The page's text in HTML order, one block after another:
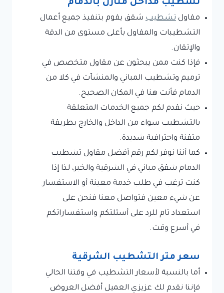
تشطيب مداخل منازل بالدمام
مقاول تشطيب شقق يقوم بتنفيذ جميع أعمال
التشطيبات والمقاول بأعلى مستوى من الدقة
والإتقان.
فإذا كنت ممن يبحثون عن مقاول متخصص في
ترميم وتشطيب المباني والمنشآت في كلا من
الدمام فأنت هنا في المكان الصحيح.
حيث نقدم لكم جميع الخدمات المتعلقة
بالتشطيب سواء من الداخل والخارج بطريقة
متقنة واحترافية شديدة.
كما أننا نوفر لكم رقم أفضل مقاول تشطيب
الدمام شقق مباني في الشرقية والخبر، لذا إذا
كنت ترغب في طلب خدمة معينة أو الاستفسار
عن شيء معين فتواصل معنا فنحن على
استعداد تام للرد على أسئلتكم واستفساراتكم
في أسرع وقت.
سعر متر التشطيب الشرقية
أما بالنسبة لأسعار التشطيب في وقتنا الحالي
فإننا نقدم لك عزيزي العميل أفضل العروض